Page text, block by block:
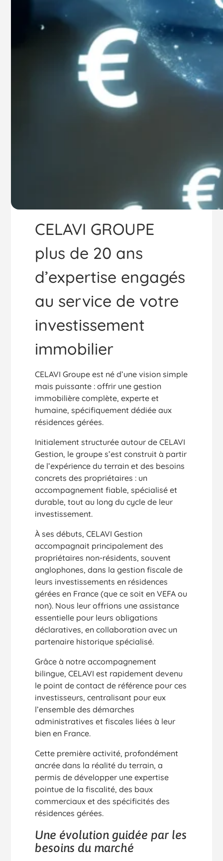
CELAVI GROUPE
plus de 20 ans
d’expertise engagés
au service de votre
investissement
immobilier
CELAVI Groupe est né d’une vision simple
mais puissante : offrir une gestion
immobilière complète, experte et
humaine, spécifiquement dédiée aux
résidences gérées.
Initialement structurée autour de CELAVI
Gestion, le groupe s’est construit à partir
de l’expérience du terrain et des besoins
concrets des propriétaires : un
accompagnement fiable, spécialisé et
durable, tout au long du cycle de leur
investissement.
À ses débuts, CELAVI Gestion
accompagnait principalement des
propriétaires non-résidents, souvent
anglophones, dans la gestion fiscale de
leurs investissements en résidences
gérées en France (que ce soit en VEFA ou
non). Nous leur offrions une assistance
essentielle pour leurs obligations
déclaratives, en collaboration avec un
partenaire historique spécialisé.
Grâce à notre accompagnement
bilingue, CELAVI est rapidement devenu
le point de contact de référence pour ces
investisseurs, centralisant pour eux
l’ensemble des démarches
administratives et fiscales liées à leur
bien en France.
Cette première activité, profondément
ancrée dans la réalité du terrain, a
permis de développer une expertise
pointue de la fiscalité, des baux
commerciaux et des spécificités des
résidences gérées.
Une évolution guidée par les
besoins du marché